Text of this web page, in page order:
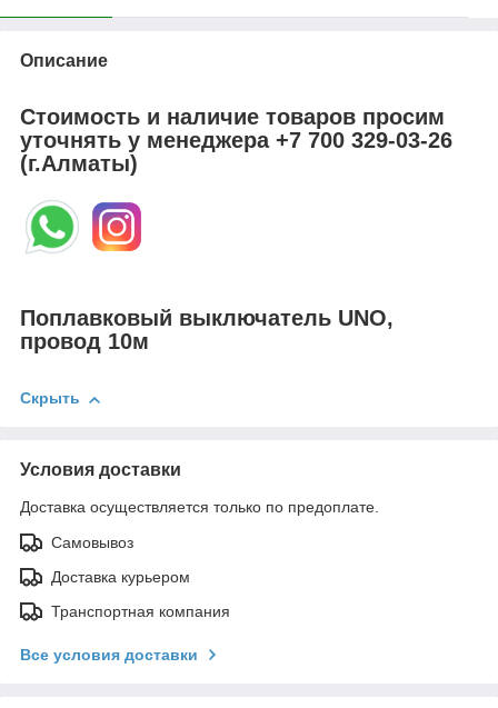
Описание
Стоимость и наличие товаров просим
уточнять у менеджера+7 700 329-03-26
(г.Алматы)
Поплавковый выключатель UNO,
провод 10м
Скрыть
Условия доставки
Доставка осуществляется только по предоплате.
Самовывоз
Доставка курьером
Транспортная компания
Все условия доставки